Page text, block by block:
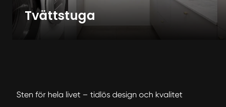
Tvättstuga
Sten för hela livet – tidlös design och kvalitet